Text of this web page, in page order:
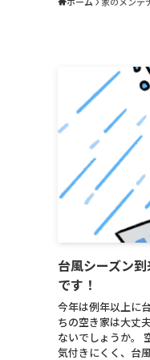
台風シーズン
です！
今年は例年以上に
ちの空き家は大丈
ないでしょうか。
気付きにくく、台